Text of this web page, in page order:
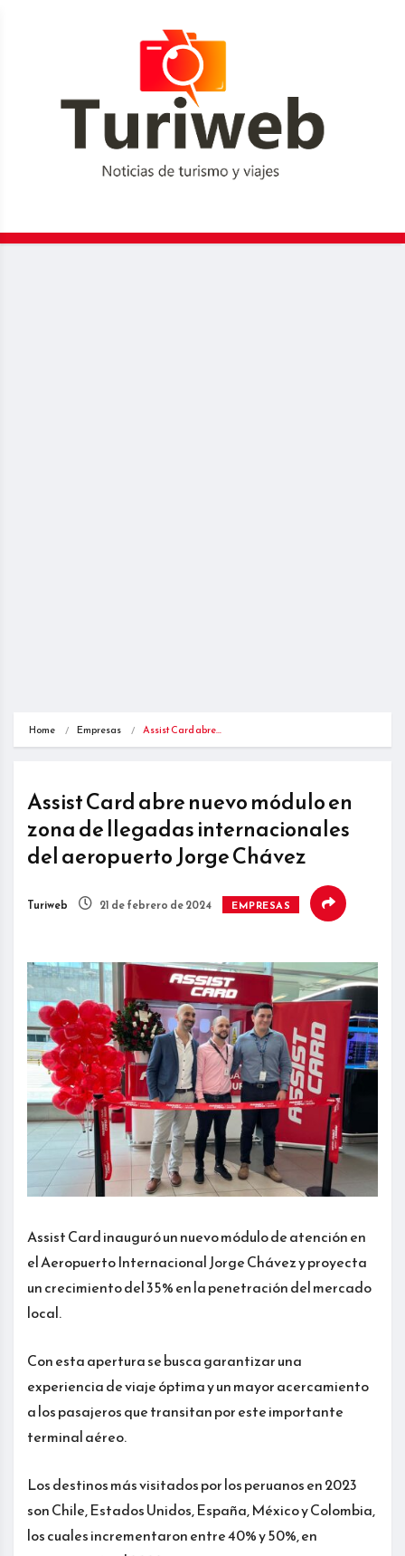
Home Empresas Assist Card abre…
Assist Card abre nuevo módulo en
zona de llegadas internacionales
del aeropuerto Jorge Chávez
Turiweb 21 de febrero de 2024 EMPRESAS
Assist Card inauguró un nuevo módulo de atención en
el Aeropuerto Internacional Jorge Chávez y proyecta
un crecimiento del 35% en la penetración del mercado
local.
Con esta apertura se busca garantizar una
experiencia de viaje óptima y un mayor acercamiento
a los pasajeros que transitan por este importante
terminal aéreo.
Los destinos más visitados por los peruanos en 2023
son Chile, Estados Unidos, España, México y Colombia,
los cuales incrementaron entre 40% y 50%, en